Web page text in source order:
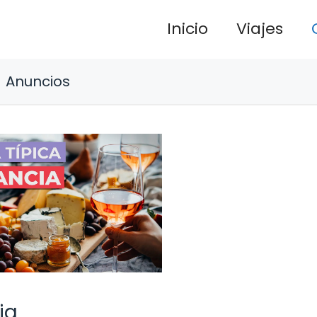
Inicio Viajes
Anuncios